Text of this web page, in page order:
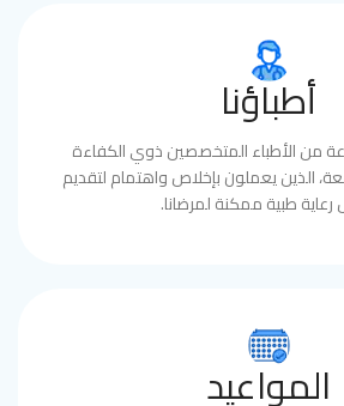
أطباؤنا
من الأطباء المتخصصين ذوي الكفاءة
الذين يعملون بإخلاص واهتمام لتقديم
طبية ممكنة لمرضانا.
المواعيد